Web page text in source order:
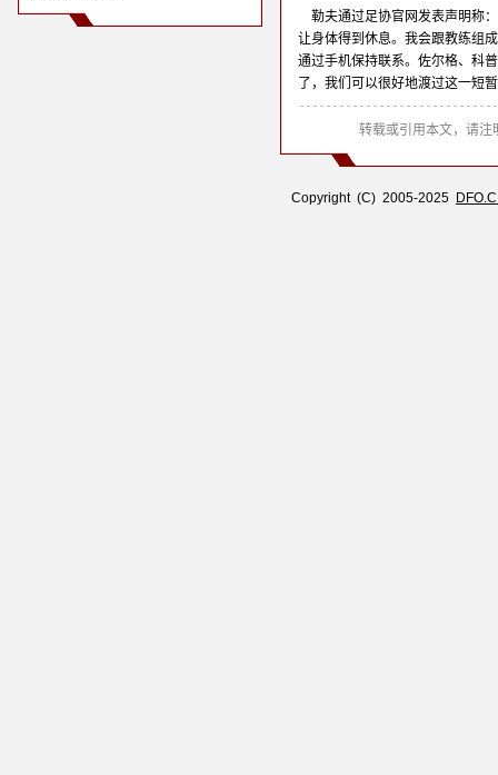
勒夫通过足协官网发表声明称
让身体得到休息。我会跟教练组
通过手机保持联系。佐尔格、科
了，我们可以很好地渡过这一短
转载或引用本文，请注
Copyright (C) 2005-2025